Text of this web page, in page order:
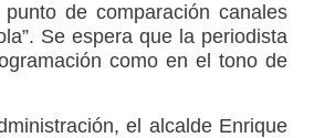
de comparación canales
Se espera que la periodista
como en el tono de
el alcalde Enrique